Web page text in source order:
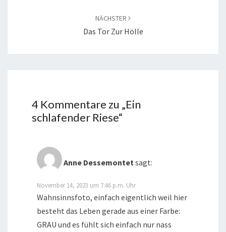
NÄCHSTER
Das Tor Zur Hölle
4 Kommentare zu „Ein
schlafender Riese“
Anne Dessemontet sagt:
November 14, 2023 um 7:46 p.m. Uhr
Wahnsinnsfoto, einfach eigentlich weil hier
besteht das Leben gerade aus einer Farbe:
GRAU und es fühlt sich einfach nur nass